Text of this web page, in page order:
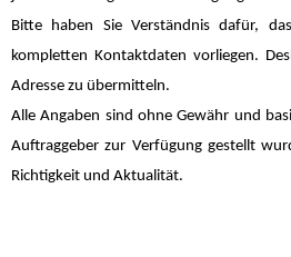
Bitte haben Sie Verständnis dafür,
kompletten Kontaktdaten vorliegen.
Adresse zu übermitteln.
Alle Angaben sind ohne Gewähr und
Auftraggeber zur Verfügung gestellt
Richtigkeit und Aktualität.